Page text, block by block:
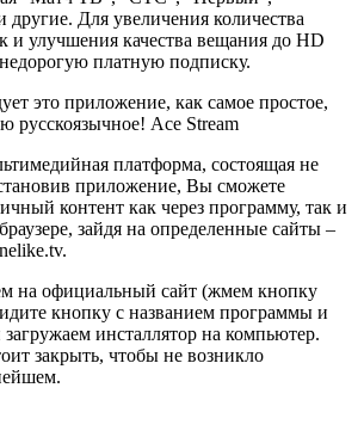
Для увеличения количества
и улучшения качества вещания до HD
платную подписку.
это приложение, как самое простое,
русскоязычное! Ace Stream
платформа, состоящая не
приложение, Вы сможете
контент как через программу, так и
зайдя на определенные сайты –
на официальный сайт (жмем кнопку
кнопку с названием программы и
инсталлятор на компьютер.
закрыть, чтобы не возникло